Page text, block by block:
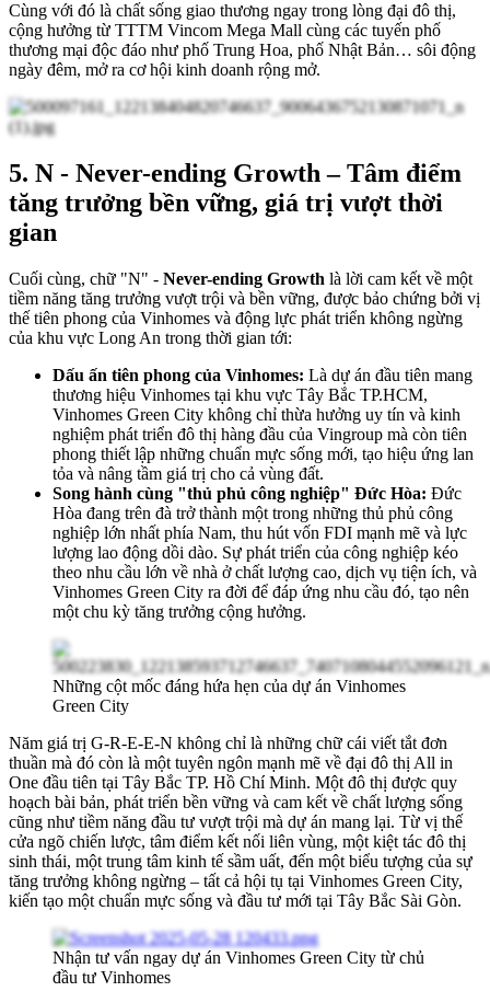
Cùng với đó là chất sống giao thương ngay trong lòng đại đô thị,
cộng hưởng từ TTTM Vincom Mega Mall cùng các tuyến phố
thương mại độc đáo như phố Trung Hoa, phố Nhật Bản… sôi động
ngày đêm, mở ra cơ hội kinh doanh rộng mở.
5. N - Never-ending Growth – Tâm điểm
tăng trưởng bền vững, giá trị vượt thời
gian
Cuối cùng, chữ "N" - Never-ending Growth là lời cam kết về một
tiềm năng tăng trưởng vượt trội và bền vững, được bảo chứng bởi vị
thế tiên phong của Vinhomes và động lực phát triển không ngừng
của khu vực Long An trong thời gian tới:
Dấu ấn tiên phong của Vinhomes: Là dự án đầu tiên mang
thương hiệu Vinhomes tại khu vực Tây Bắc TP.HCM,
Vinhomes Green City không chỉ thừa hưởng uy tín và kinh
nghiệm phát triển đô thị hàng đầu của Vingroup mà còn tiên
phong thiết lập những chuẩn mực sống mới, tạo hiệu ứng lan
tỏa và nâng tầm giá trị cho cả vùng đất.
Song hành cùng "thủ phủ công nghiệp" Đức Hòa: Đức
Hòa đang trên đà trở thành một trong những thủ phủ công
nghiệp lớn nhất phía Nam, thu hút vốn FDI mạnh mẽ và lực
lượng lao động dồi dào. Sự phát triển của công nghiệp kéo
theo nhu cầu lớn về nhà ở chất lượng cao, dịch vụ tiện ích, và
Vinhomes Green City ra đời để đáp ứng nhu cầu đó, tạo nên
một chu kỳ tăng trưởng cộng hưởng.
Những cột mốc đáng hứa hẹn của dự án Vinhomes
Green City
Năm giá trị G-R-E-E-N không chỉ là những chữ cái viết tắt đơn
thuần mà đó còn là một tuyên ngôn mạnh mẽ về đại đô thị All in
One đầu tiên tại Tây Bắc TP. Hồ Chí Minh. Một đô thị được quy
hoạch bài bản, phát triển bền vững và cam kết về chất lượng sống
cũng như tiềm năng đầu tư vượt trội mà dự án mang lại. Từ vị thế
cửa ngõ chiến lược, tâm điểm kết nối liên vùng, một kiệt tác đô thị
sinh thái, một trung tâm kinh tế sầm uất, đến một biểu tượng của sự
tăng trưởng không ngừng – tất cả hội tụ tại Vinhomes Green City,
kiến tạo một chuẩn mực sống và đầu tư mới tại Tây Bắc Sài Gòn.
Nhận tư vấn ngay dự án Vinhomes Green City từ chủ
đầu tư Vinhomes